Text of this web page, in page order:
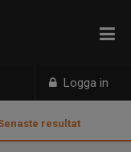
Logga in
resultat